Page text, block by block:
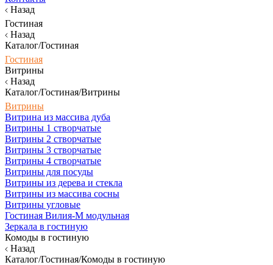
Назад
Гостиная
Назад
Каталог/Гостиная
Гостиная
Витрины
Назад
Каталог/Гостиная/Витрины
Витрины
Витрина из массива дуба
Витрины 1 створчатые
Витрины 2 створчатые
Витрины 3 створчатые
Витрины 4 створчатые
Витрины для посуды
Витрины из дерева и стекла
Витрины из массива сосны
Витрины угловые
Гостиная Вилия-М модульная
Зеркала в гостиную
Комоды в гостиную
Назад
Каталог/Гостиная/Комоды в гостиную